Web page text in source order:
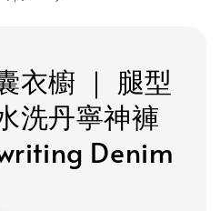
衣櫥 ｜ 腿型
洗丹寧神褲
Denim